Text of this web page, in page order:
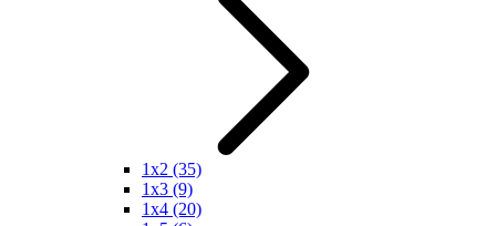
1x2 (35)
1x3 (9)
1x4 (20)